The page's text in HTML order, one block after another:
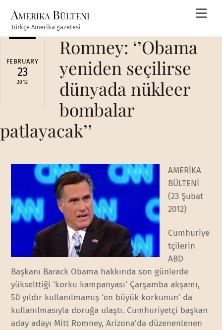
content
Amerika Bülteni
Türkçe Amerika gazetesi
FEBRUARY
23
2012
Romney: ‘’Obama
yeniden seçilirse
dünyada nükleer
bombalar
patlayacak’’
AMERİKA
BÜLTENİ
(23 Şubat
2012)
Cumhuriye
tçilerin
ABD
Başkanı Barack Obama hakkında son günlerde
yükselttiği ‘korku kampanyası’ Çarşamba akşamı,
50 yıldır kullanılmamış ‘en büyük korkunun’ da
kullanılmasıyla doruğa ulaştı. Cumhuriyetçi başkan
aday adayı Mitt Romney, Arizona’da düzenenlenen